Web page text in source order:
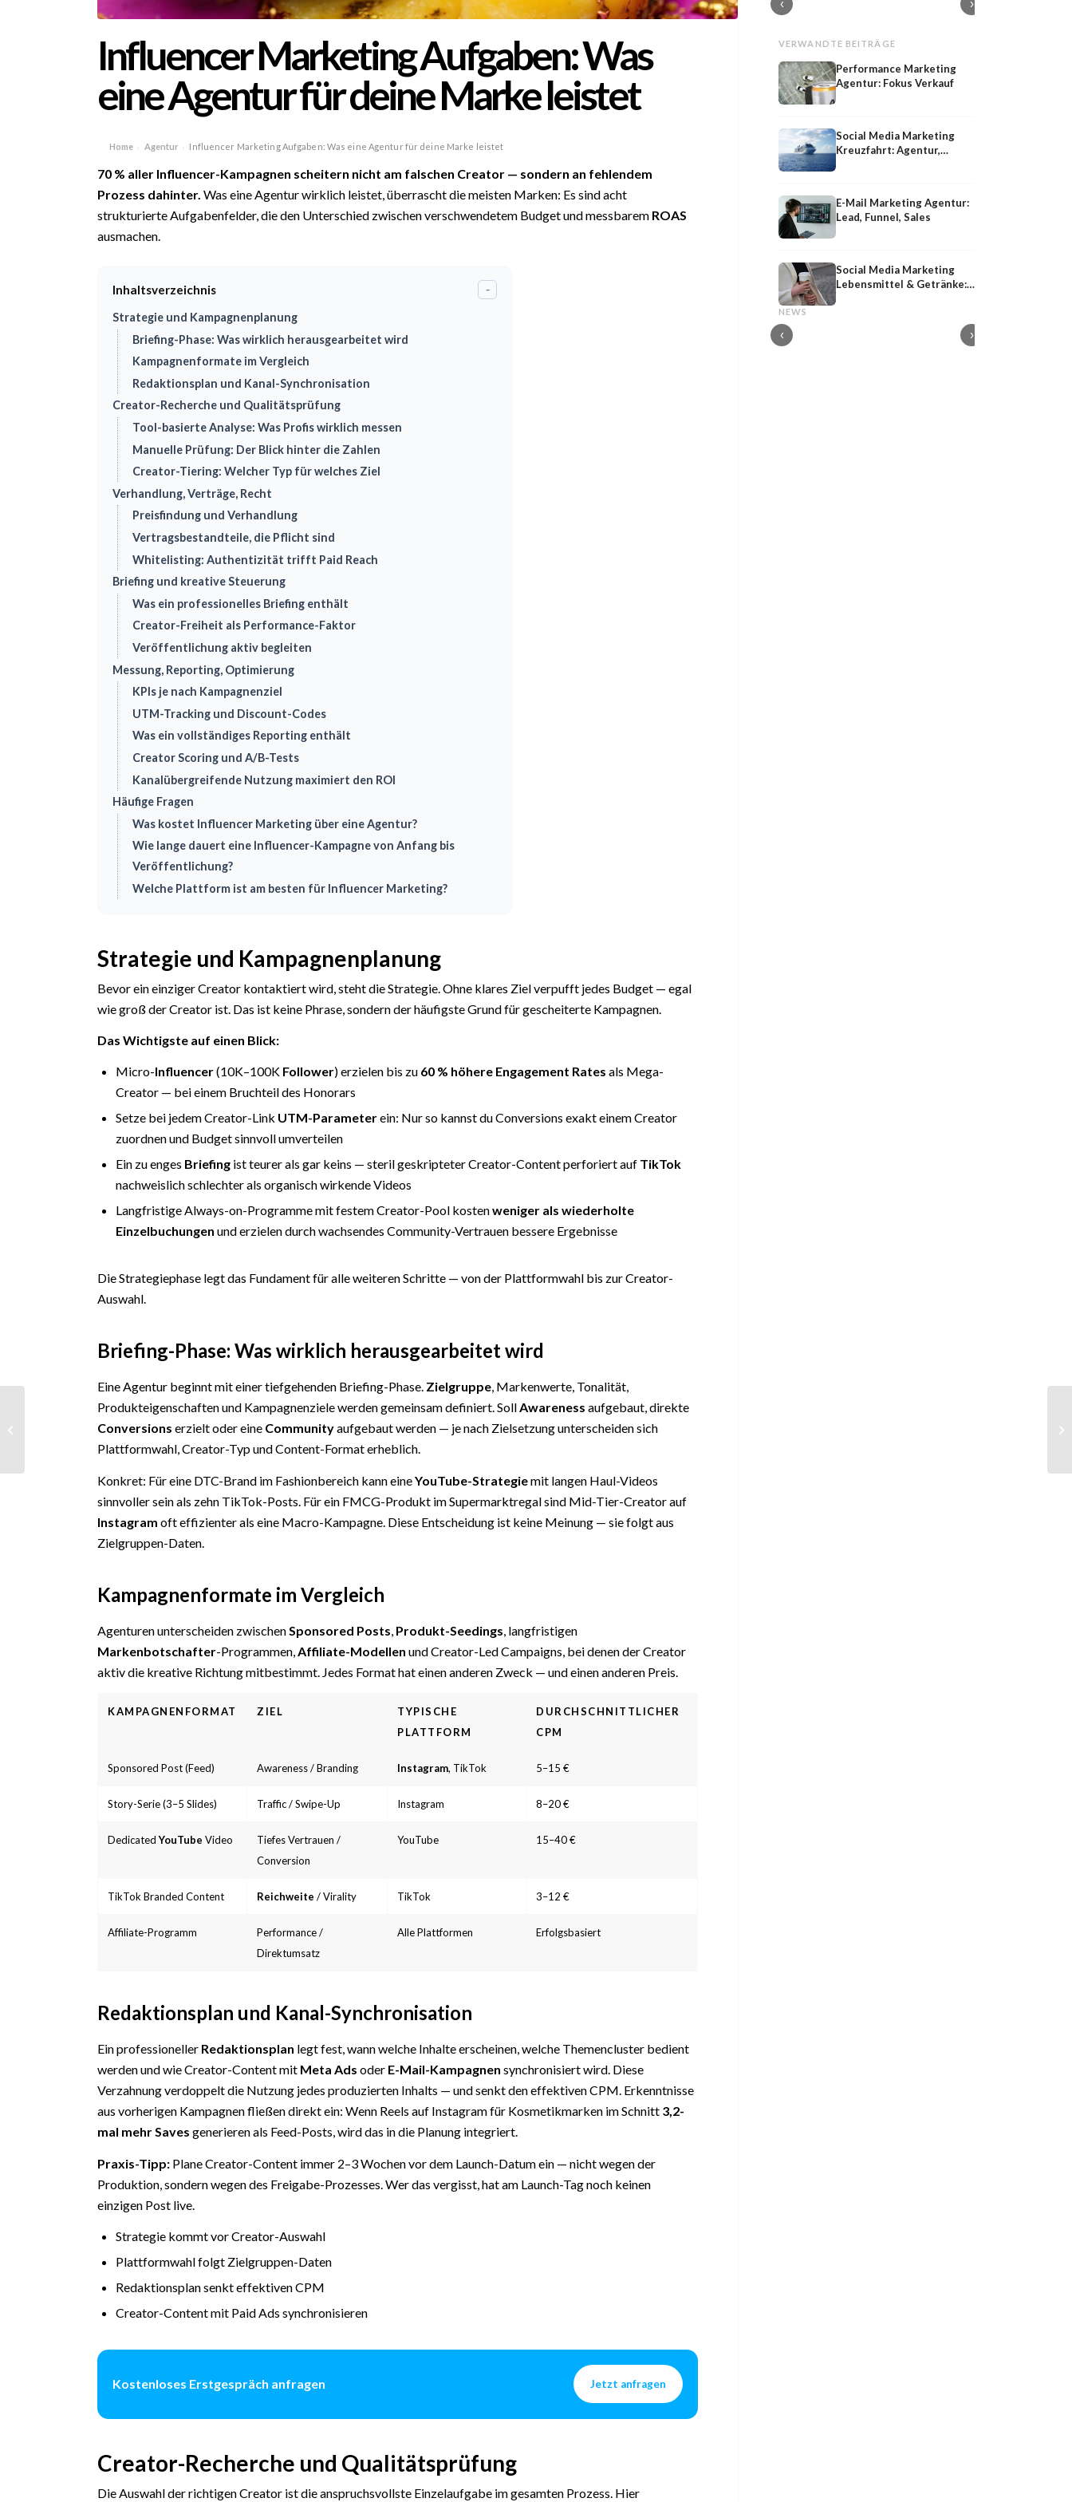
Influencer Marketing Aufgaben: Was
eine Agentur für deine Marke leistet
Home › Agentur › Influencer Marketing Aufgaben: Was eine Agentur für deine Marke leistet
70 % aller Influencer-Kampagnen scheitern nicht am falschen Creator — sondern an fehlendem
Prozess dahinter. Was eine Agentur wirklich leistet, überrascht die meisten Marken: Es sind acht
strukturierte Aufgabenfelder, die den Unterschied zwischen verschwendetem Budget und messbarem ROAS
ausmachen.
Inhaltsverzeichnis -
Strategie und Kampagnenplanung
Briefing-Phase: Was wirklich herausgearbeitet wird
Kampagnenformate im Vergleich
Redaktionsplan und Kanal-Synchronisation
Creator-Recherche und Qualitätsprüfung
Tool-basierte Analyse: Was Profis wirklich messen
Manuelle Prüfung: Der Blick hinter die Zahlen
Creator-Tiering: Welcher Typ für welches Ziel
Verhandlung, Verträge, Recht
Preisfindung und Verhandlung
Vertragsbestandteile, die Pflicht sind
Whitelisting: Authentizität trifft Paid Reach
Briefing und kreative Steuerung
Was ein professionelles Briefing enthält
Creator-Freiheit als Performance-Faktor
Veröffentlichung aktiv begleiten
Messung, Reporting, Optimierung
KPIs je nach Kampagnenziel
UTM-Tracking und Discount-Codes
Was ein vollständiges Reporting enthält
Creator Scoring und A/B-Tests
Kanalübergreifende Nutzung maximiert den ROI
Häufige Fragen
Was kostet Influencer Marketing über eine Agentur?
Wie lange dauert eine Influencer-Kampagne von Anfang bis
Veröffentlichung?
Welche Plattform ist am besten für Influencer Marketing?
Strategie und Kampagnenplanung
Bevor ein einziger Creator kontaktiert wird, steht die Strategie. Ohne klares Ziel verpufft jedes Budget — egal
wie groß der Creator ist. Das ist keine Phrase, sondern der häufigste Grund für gescheiterte Kampagnen.
Das Wichtigste auf einen Blick:
Micro-Influencer(10K–100K Follower) erzielen bis zu 60 % höhere Engagement Rates als Mega-
Creator — bei einem Bruchteil des Honorars
Setze bei jedem Creator-Link UTM-Parameterein: Nur so kannst du Conversions exakt einem Creator
zuordnen und Budget sinnvoll umverteilen
Ein zu enges Briefing ist teurer als gar keins — steril geskripteter Creator-Content perforiert auf TikTok
nachweislich schlechter als organisch wirkende Videos
Langfristige Always-on-Programme mit festem Creator-Pool kostenweniger als wiederholte
Einzelbuchungen und erzielen durch wachsendes Community-Vertrauen bessere Ergebnisse
Die Strategiephase legt das Fundament für alle weiteren Schritte — von der Plattformwahl bis zur Creator-
Auswahl.
Briefing-Phase: Was wirklich herausgearbeitet wird
Eine Agentur beginnt mit einer tiefgehenden Briefing-Phase. Zielgruppe, Markenwerte, Tonalität,
Produkteigenschaften und Kampagnenziele werden gemeinsam definiert. SollAwareness aufgebaut, direkte
Conversions erzielt oder eine Communityaufgebaut werden — je nach Zielsetzung unterscheiden sich
Plattformwahl, Creator-Typ und Content-Format erheblich.
Konkret: Für eine DTC-Brand im Fashionbereich kann eineYouTube-Strategiemit langen Haul-Videos
sinnvoller sein als zehn TikTok-Posts. Für ein FMCG-Produkt im Supermarktregal sind Mid-Tier-Creator auf
Instagram oft effizienter als eine Macro-Kampagne. Diese Entscheidung ist keine Meinung — sie folgt aus
Zielgruppen-Daten.
Kampagnenformate im Vergleich
Agenturen unterscheiden zwischen Sponsored Posts Produkt-Seedings , langfristigen
Markenbotschafter-Programmen, Affiliate-Modellen und Creator-Led Campaigns, bei denen der Creator
aktiv die kreative Richtung mitbestimmt. Jedes Format hat einen anderen Zweck — und einen anderen Preis.
KAMPAGNENFORMAT ZIEL
TYPISCHE
PLATTFORM
DURCHSCHNITTLICHER
CPM
Sponsored Post (Feed) Awareness / Branding Instagram, TikTok 5–15 €
Story-Serie (3–5 Slides) Traffic / Swipe-Up Instagram 8–20 €
DedicatedYouTube Video
Tiefes Vertrauen /
Conversion
YouTube 15–40 €
TikTok Branded Content Reichweite / Virality TikTok 3–12 €
Affiliate-Programm
Performance /
Direktumsatz
Alle Plattformen Erfolgsbasiert
Redaktionsplan und Kanal-Synchronisation
Ein professioneller Redaktionsplan legt fest, wann welche Inhalte erscheinen, welche Themencluster bedient
werden und wie Creator-Content mit Meta Ads oder E-Mail-Kampagnen synchronisiert wird. Diese
Verzahnung verdoppelt die Nutzung jedes produzierten Inhalts — und senkt den effektiven CPM. Erkenntnisse
aus vorherigen Kampagnen fließen direkt ein: Wenn Reels auf Instagram für Kosmetikmarken im Schnitt 3,2-
mal mehr Saves generieren als Feed-Posts, wird das in die Planung integriert.
Praxis-Tipp: Plane Creator-Content immer 2–3 Wochen vor dem Launch-Datum ein — nicht wegen der
Produktion, sondern wegen des Freigabe-Prozesses. Wer das vergisst, hat am Launch-Tag noch keinen
einzigen Post live.
Strategie kommt vor Creator-Auswahl
Plattformwahl folgt Zielgruppen-Daten
Redaktionsplan senkt effektiven CPM
Creator-Content mit Paid Ads synchronisieren
Kostenloses Erstgespräch anfragen Jetzt anfragen
Creator-Recherche und Qualitätsprüfung
Die Auswahl der richtigen Creator ist die anspruchsvollste Einzelaufgabe im gesamten Prozess. Hier
‹ ›
VERWANDTE BEITRÄGE
Performance Marketing
Agentur: Fokus Verkauf
Social Media Marketing
Kreuzfahrt: Agentur,
E-Mail Marketing Agentur:
Lead, Funnel, Sales
Social Media Marketing
Lebensmittel & Getränke:
NEWS
‹
Shared
Shared Media: Definition, Bedeutung und
›
Instagram Reichweite
organisch steigern:
Strategie für Unter...